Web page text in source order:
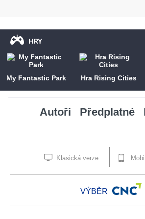
HRY
My Fantastic Park Hra Rising Cities
Autoři Předplatné
Klasická verze
VÝBĚR